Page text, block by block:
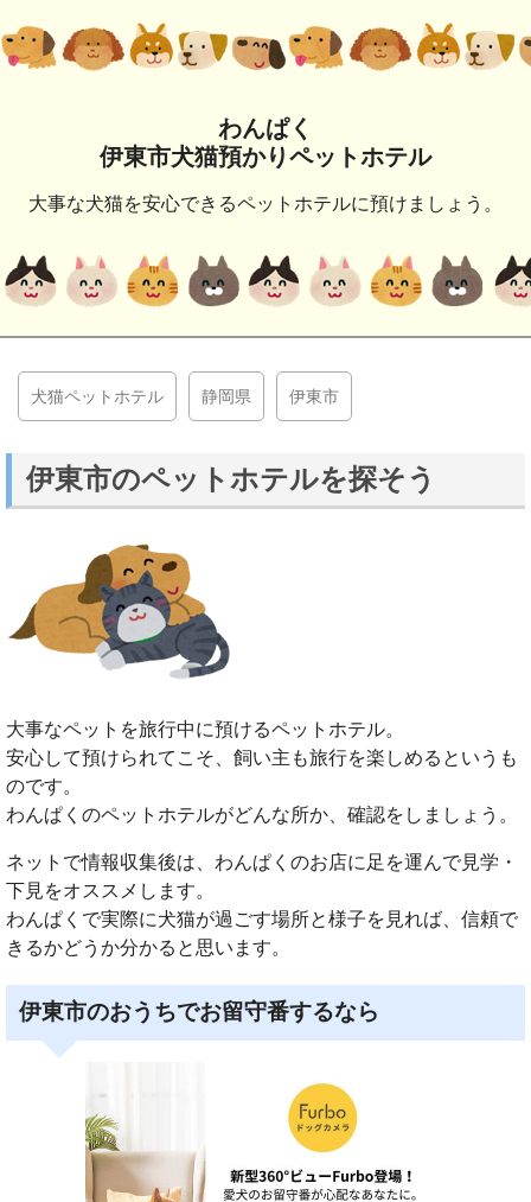
わんぱく
伊東市犬猫預かりペットホテル
大事な犬猫を安心できるペットホテルに預けましょう。
犬猫ペットホテル 静岡県 伊東市
伊東市のペットホテルを探そう
大事なペットを旅行中に預けるペットホテル。
安心して預けられてこそ、飼い主も旅行を楽しめるというも
のです。
わんぱくのペットホテルがどんな所か、確認をしましょう。
ネットで情報収集後は、わんぱくのお店に足を運んで見学・
下見をオススメします。
わんぱくで実際に犬猫が過ごす場所と様子を見れば、信頼で
きるかどうか分かると思います。
伊東市のおうちでお留守番するなら